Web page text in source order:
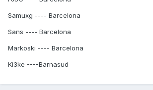
Samuxg ---- Barcelona
Sans ---- Barcelona
Markoski ---- Barcelona
Ki3ke ----Barnasud